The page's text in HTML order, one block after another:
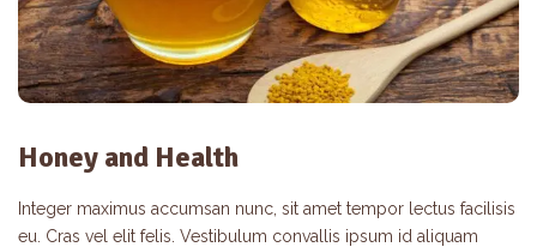
Honey and Health
Integer maximus accumsan nunc, sit amet tempor lectus facilisis
eu. Cras vel elit felis. Vestibulum convallis ipsum id aliquam